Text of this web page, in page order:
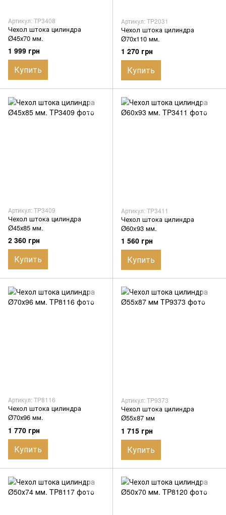
Артикул: TP3408
Чехол штока цилиндра
Ø45х70 мм.
1 999 грн
Купить
Артикул: TP2031
Чехол штока цилиндра
Ø70х110 мм.
1 270 грн
Купить
Артикул: TP3409
Чехол штока цилиндра
Ø45х85 мм.
2 360 грн
Купить
Артикул: TP3411
Чехол штока цилиндра
Ø60x93 мм.
1 560 грн
Купить
Артикул: TP8116
Чехол штока цилиндра
Ø70х96 мм.
1 770 грн
Купить
Артикул: TP9373
Чехол штока цилиндра
Ø55x87 мм
1 715 грн
Купить